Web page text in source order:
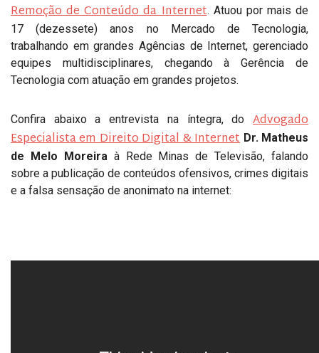
Remoção de Conteúdo da Internet. Atuou por mais de
17 (dezessete) anos no Mercado de Tecnologia,
trabalhando em grandes Agências de Internet, gerenciado
equipes multidisciplinares, chegando à Gerência de
Tecnologia com atuação em grandes projetos.
Confira abaixo a entrevista na íntegra, do Advogado
Especialista em Direito Digital & Internet Dr. Matheus
de Melo Moreiraà Rede Minas de Televisão, falando
sobre a publicação de conteúdos ofensivos, crimes digitais
e a falsa sensação de anonimato na internet: